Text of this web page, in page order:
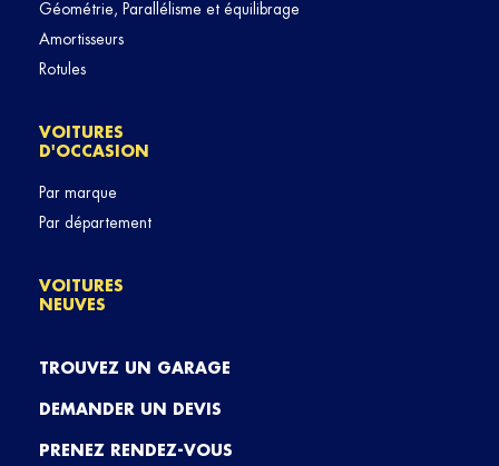
Géométrie, Parallélisme et équilibrage
Amortisseurs
Rotules
VOITURES
D'OCCASION
Par marque
Par département
VOITURES
NEUVES
TROUVEZ UN GARAGE
DEMANDER UN DEVIS
PRENEZ RENDEZ-VOUS